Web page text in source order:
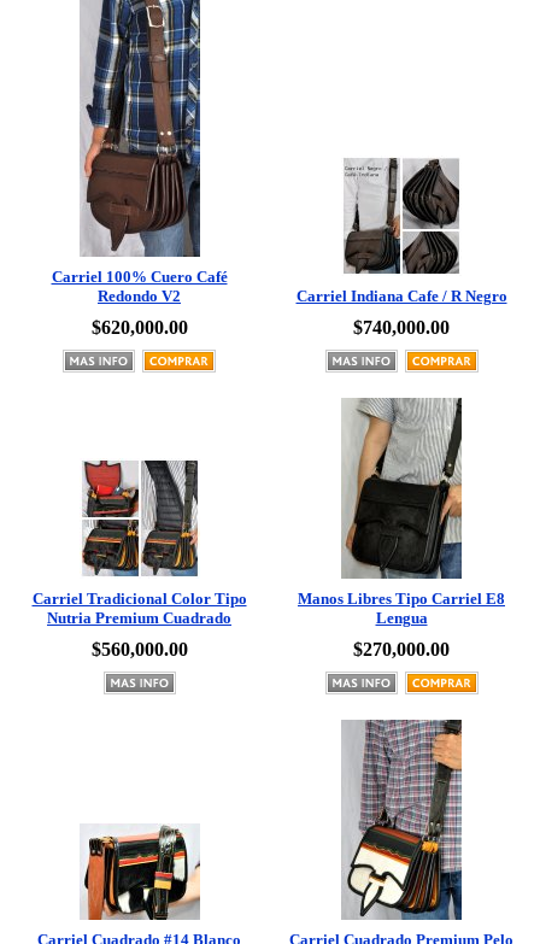
Carriel 100% Cuero Café
Redondo V2
$620,000.00
Carriel Indiana Cafe / R Negro
$740,000.00
Carriel Tradicional Color Tipo
$560,000.00
Manos Libres Tipo Carriel E8
Lengua
$270,000.00
Carriel Cuadrado #14 Blanco
Negro
Carriel Cuadrado Premium Pelo
Blanco